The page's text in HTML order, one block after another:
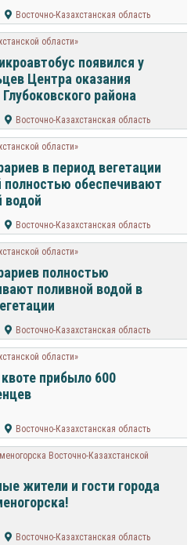
Восточно-Казахстанская область
области»
появился у
Центра оказания
Глубоковского района
Восточно-Казахстанская область
области»
в период вегетации
полностью обеспечивают
водой
Восточно-Казахстанская область
области»
полностью
поливной водой в
Восточно-Казахстанская область
области»
прибыло 600
Восточно-Казахстанская область
Восточно-Казахстанской
жители и гости города
Восточно-Казахстанская область